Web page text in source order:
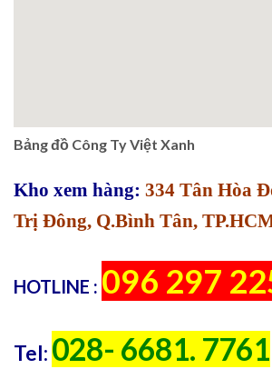
Bảng đồ Công Ty Việt Xanh
Kho xem hàng: 334 Tân Hòa
Trị Đông, Q.Bình Tân,
HOTLINE : 096 297
Tel: 028- 6681. 7761